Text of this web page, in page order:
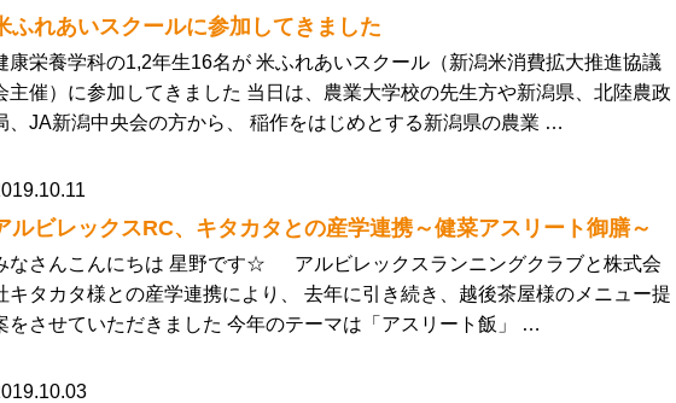
ふれあいスクールに参加してきました
康栄養学科の1,2年生16名が 米ふれあいスクール（新潟米消費拡大推進協議
主催）に参加してきました 当日は、農業大学校の先生方や新潟県、北陸農政
、JA新潟中央会の方から、 稲作をはじめとする新潟県の農業 …
ルビレックスRC、キタカタとの産学連携～健菜アスリート御膳～
なさんこんにちは 星野です☆ アルビレックスランニングクラブと株式会
キタカタ様との産学連携により、 去年に引き続き、越後茶屋様のメニュー提
をさせていただきました 今年のテーマは「アスリート飯」 …